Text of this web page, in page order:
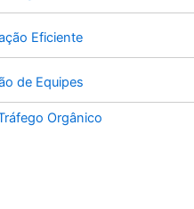
Eficiente
de Equipes
Orgânico